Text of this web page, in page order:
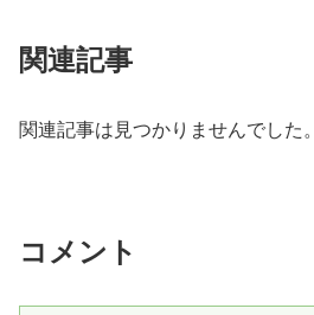
関連記事
関連記事は見つかりませんでした。
コメント